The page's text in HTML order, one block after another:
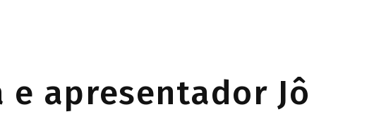
apresentador Jô